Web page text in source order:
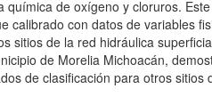
química de oxígeno y cloruros.
calibrado con datos de variables
sitios de la red hidráulica
de Morelia Michoacán,
de clasificación para otros sitios